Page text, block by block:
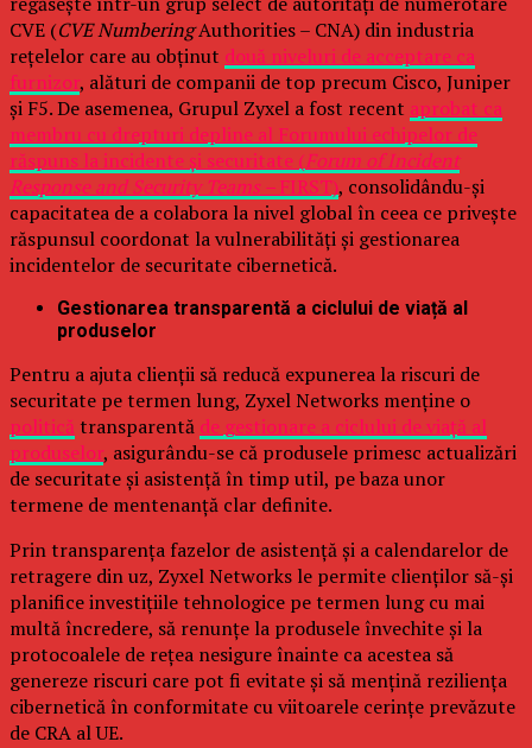
CVE (CVE NumberingAuthorities – CNA) din industria
rețelelor care au obținut două niveluri de acceptare ca
furnizor, alături de companii de top precum Cisco, Juniper
și F5. De asemenea, Grupul Zyxel a fost recent aprobat ca
membru cu drepturi depline al Forumului echipelor de
răspuns la incidente și securitate (Forum of Incident
Response and Security Teams –FIRST), consolidându-și
capacitatea de a colabora la nivel global în ceea ce privește
răspunsul coordonat la vulnerabilități și gestionarea
incidentelor de securitate cibernetică.
Gestionarea transparentă a ciclului de viață al
produselor
Pentru a ajuta clienții să reducă expunerea la riscuri de
securitate pe termen lung, Zyxel Networks menține o
politică transparentă de gestionare a ciclului de viață al
produselor, asigurându-se că produsele primesc actualizări
de securitate și asistență în timp util, pe baza unor
termene de mentenanță clar definite.
Prin transparența fazelor de asistență și a calendarelor de
retragere din uz, Zyxel Networks le permite clienților să-și
planifice investițiile tehnologice pe termen lung cu mai
multă încredere, să renunțe la produsele învechite și la
protocoalele de rețea nesigure înainte ca acestea să
genereze riscuri care pot fi evitate și să mențină reziliența
cibernetică în conformitate cu viitoarele cerințe prevăzute
de CRA al UE.